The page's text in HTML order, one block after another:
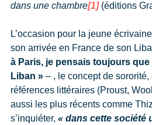
dans une chambre[1](éditions
L’occasion pour la jeune
son arrivée en France de son
à Paris, je pensais toujours que
Liban »– , le concept de sororité,
références littéraires (Proust,
aussi les plus récents comme
s’inquiéter, « dans cette société